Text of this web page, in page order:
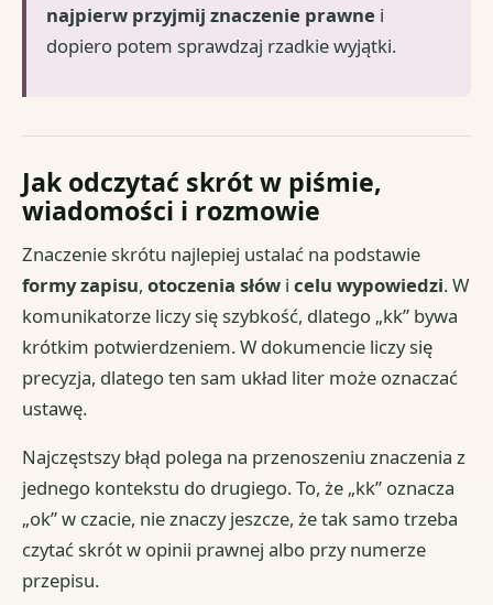
najpierw przyjmij znaczenie prawne i
dopiero potem sprawdzaj rzadkie wyjątki.
Jak odczytać skrót w piśmie,
wiadomości i rozmowie
Znaczenie skrótu najlepiej ustalać na podstawie
formy zapisu,otoczenia słów icelu wypowiedzi. W
komunikatorze liczy się szybkość, dlatego „kk” bywa
krótkim potwierdzeniem. W dokumencie liczy się
precyzja, dlatego ten sam układ liter może oznaczać
ustawę.
Najczęstszy błąd polega na przenoszeniu znaczenia z
jednego kontekstu do drugiego. To, że „kk” oznacza
„ok” w czacie, nie znaczy jeszcze, że tak samo trzeba
czytać skrót w opinii prawnej albo przy numerze
przepisu.